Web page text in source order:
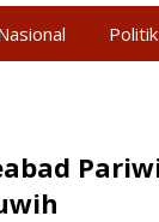
Politik